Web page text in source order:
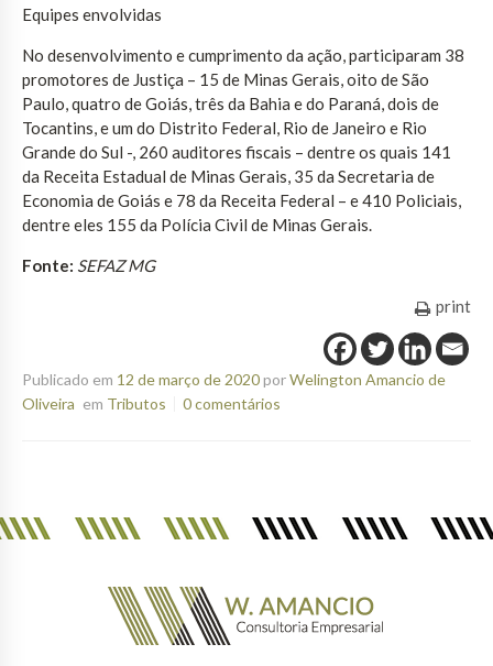
Equipes envolvidas
No desenvolvimento e cumprimento da ação, participaram 38
promotores de Justiça – 15 de Minas Gerais, oito de São
Paulo, quatro de Goiás, três da Bahia e do Paraná, dois de
Tocantins, e um do Distrito Federal, Rio de Janeiro e Rio
Grande do Sul -, 260 auditores fiscais – dentre os quais 141
da Receita Estadual de Minas Gerais, 35 da Secretaria de
Economia de Goiás e 78 da Receita Federal – e 410 Policiais,
dentre eles 155 da Polícia Civil de Minas Gerais.
Fonte: SEFAZ MG
print
Publicado em 12 de março de 2020porWelington Amancio de
Oliveira em Tributos 0 comentários